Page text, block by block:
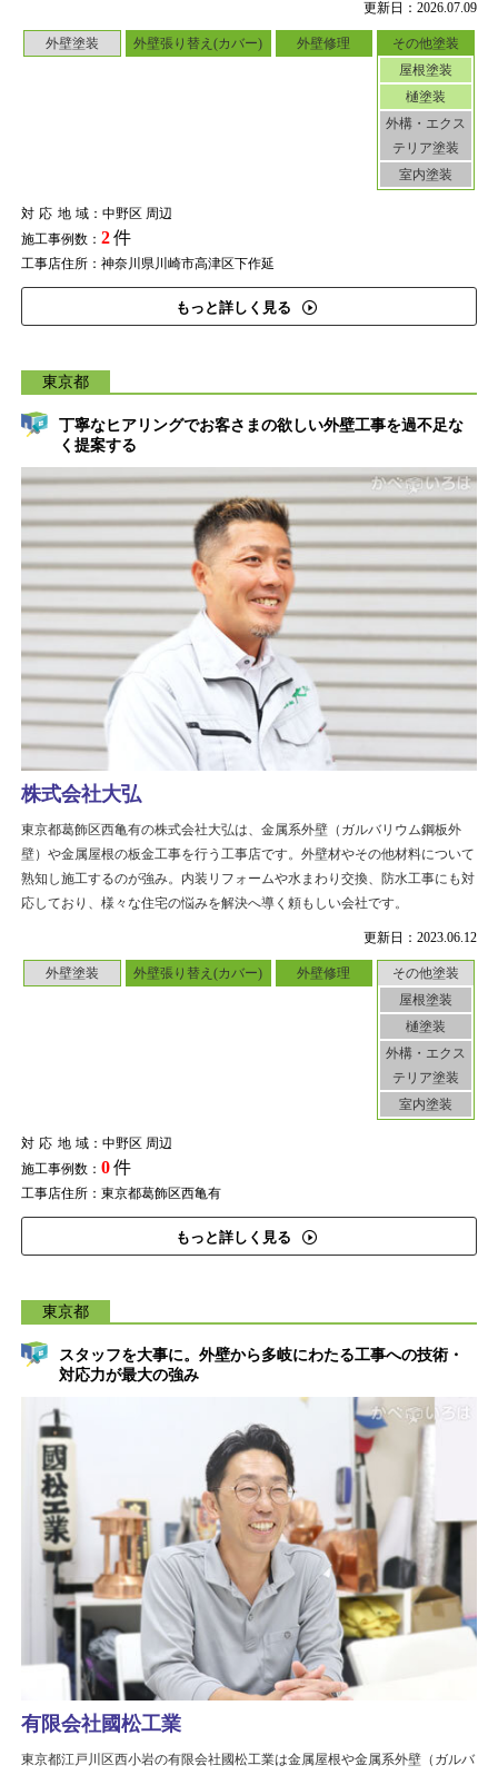
更新日：2026.07.09
外壁塗装 外壁張り替え(カバー) 外壁修理
その他塗装
屋根塗装
樋塗装
外構・エクス
テリア塗装
室内塗装
対応地域：中野区 周辺
施工事例数： 2件
工事店住所：神奈川県川崎市高津区下作延
もっと詳しく見る
東京都
丁寧なヒアリングでお客さまの欲しい外壁工事を過不足な
く提案する
更新日：2023.06.12
外壁塗装 外壁張り替え(カバー) 外壁修理
その他塗装
屋根塗装
樋塗装
外構・エクス
テリア塗装
室内塗装
対応地域：中野区 周辺
施工事例数： 0件
工事店住所：東京都葛飾区西亀有
もっと詳しく見る
株式会社大弘
東京都葛飾区西亀有の株式会社大弘は、金属系外壁（ガルバリウム鋼板外
壁）や金属屋根の板金工事を行う工事店です。外壁材やその他材料について
熟知し施工するのが強み。内装リフォームや水まわり交換、防水工事にも対
応しており、様々な住宅の悩みを解決へ導く頼もしい会社です。
東京都
スタッフを大事に。外壁から多岐にわたる工事への技術・
対応力が最大の強み
有限会社國松工業
東京都江戸川区西小岩の有限会社國松工業は金属屋根や金属系外壁（ガルバ